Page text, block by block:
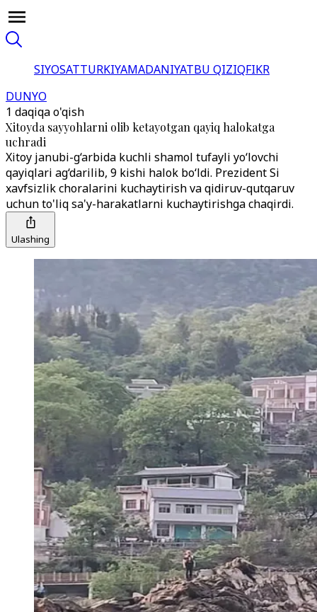
SIYOSATTURKIYAMADANIYATBU QIZIQFIKR
DUNYO
1 daqiqa o'qish
Xitoyda sayyohlarni olib ketayotgan qayiq halokatga
uchradi
Xitoy janubi-g‘arbida kuchli shamol tufayli yo‘lovchi
qayiqlari ag‘darilib, 9 kishi halok bo‘ldi. Prezident Si
xavfsizlik choralarini kuchaytirish va qidiruv-qutqaruv
uchun to'liq sa'y-harakatlarni kuchaytirishga chaqirdi.
Ulashing